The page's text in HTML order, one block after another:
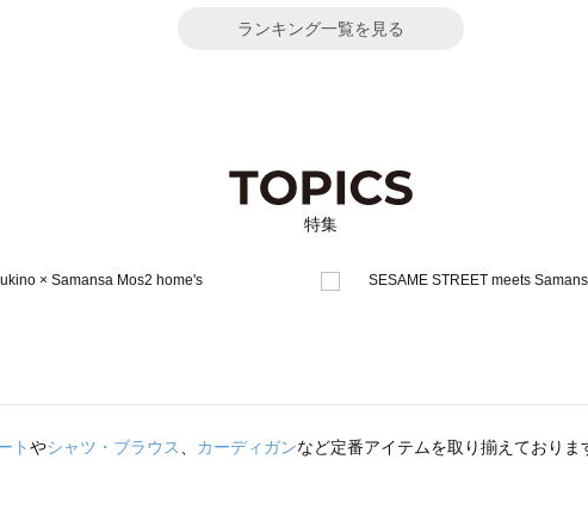
ランキング一覧を見る
特集
トやシャツ・ブラウス、 カーディガンなど定番アイテムを取り揃えておりま